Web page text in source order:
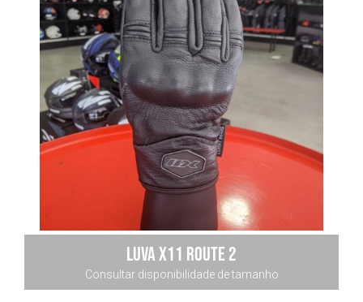
luva x11 route 2
Consultar disponibilidade de tamanho